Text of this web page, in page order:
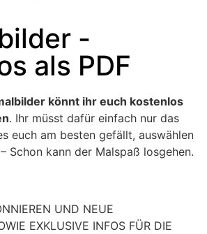
-
als PDF
könnt ihr euch kostenlos
. Ihr müsst dafür einfach nur das
euch am besten gefällt, auswählen
Schon kann der Malspaß losgehen.
UND NEUE
EXKLUSIVE INFOS FÜR DIE